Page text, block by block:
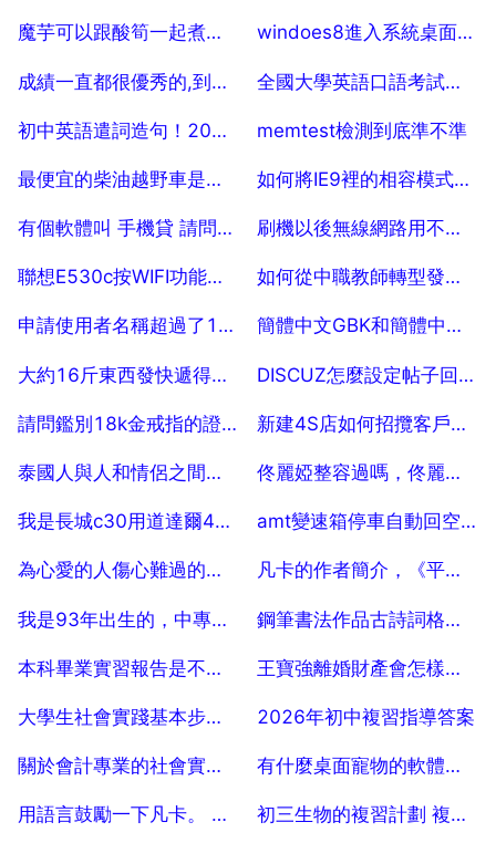
2025-07-18 2025-07-18
魔芋可以跟酸筍一起煮嗎，酸筍和蘑菇可以一起煮來吃嗎
2025-07-18
windoes8進入系統桌面後滑鼠指標看不到了
2025-07-18
成績一直都很優秀的,到了初三突然下降了,為啥
2025-07-18
全國大學英語口語考試有用嗎
2025-07-18
初中英語遣詞造句！2009中考英語專題訓練題遣詞造句學習啊
2025-07-18
memtest檢測到底準不準
2025-07-18
最便宜的柴油越野車是什麼型號
2025-07-18
如何將IE9裡的相容模式設為預設？
2025-07-18
有個軟體叫 手機貸 請問誰用過 安全嗎
2025-07-18
刷機以後無線網路用不了怎麼辦？
2025-07-18
聯想E530c按WIFI功能鍵WIFI沒有開啟，其他功能鍵正常，怎麼解決
2025-07-18
如何從中職教師轉型發展成優秀的高職教師
2025-07-18
申請使用者名稱超過了15個字元
2025-07-18
簡體中文GBK和簡體中文UTF8的區別？
2025-07-18
大約16斤東西發快遞得多少錢呀，哪個快遞便
2025-07-18
DISCUZ怎麼設定帖子回覆字數限制？？？
2025-07-18
請問鑑別18k金戒指的證書號，怎麼鑑別？
2025-07-18
新建4S店如何招攬客戶進店 10
2025-07-18
泰國人與人和情侶之間是怎樣約會的？
2025-07-18
佟麗婭整容過嗎，佟麗婭整容緋聞
2025-07-18
我是長城c30用道達爾4000機油可以嗎
2025-07-18
amt變速箱停車自動回空擋嗎
2025-07-18
為心愛的人傷心難過的詩句
2025-07-18
凡卡的作者簡介，《平凡的世界》的作者簡介？
2025-07-18
我是93年出生的，中專未畢業就踏入社會了，沒上學幾年了，還能當兵嗎？ 30
2025-07-18
鋼筆書法作品古詩詞格式田字格六句怎麼寫
2025-07-18
本科畢業實習報告是不是不是很嚴格？
2025-07-18
王寶強離婚財產會怎樣分割
2025-07-18
大學生社會實踐基本步驟怎麼寫
2025-07-18
2026年初中複習指導答案
2025-07-18
關於會計專業的社會實踐報告怎麼寫
2025-07-18
有什麼桌面寵物的軟體，手機桌面寵物軟體，要最火最好的
2025-07-18
用語言鼓勵一下凡卡。 50字左右 初三生物的複習計劃 複習過程 複習效果